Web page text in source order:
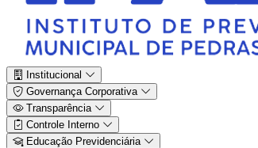
Institucional
Governança Corporativa
Transparência
Controle Interno
Educação Previdenciária